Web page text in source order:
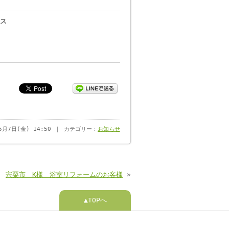
月7日(金) 14:50 ｜ カテゴリー： お知らせ
宍粟市 K様 浴室リフォームのお客様 »
▲TOPへ